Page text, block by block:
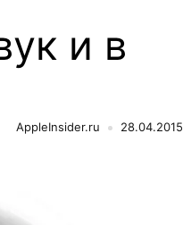
и в
AppleInsider.ru 28.04.2015